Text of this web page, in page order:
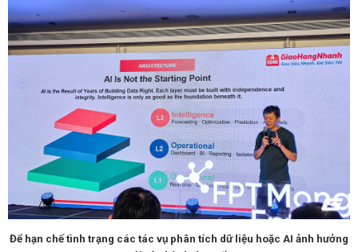
Để hạn chế tình trạng các tác vụ phân tích dữ liệu hoặc AI ảnh hưởng